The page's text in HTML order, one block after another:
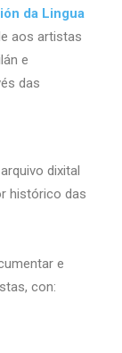
da Lingua
aos artistas
e
das
dixital
histórico das
e
con: